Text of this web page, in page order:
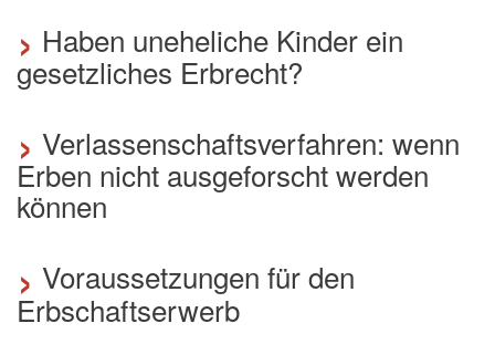
› Haben uneheliche Kinder ein
gesetzliches Erbrecht?
› Verlassenschaftsverfahren: wenn
Erben nicht ausgeforscht werden
können
› Voraussetzungen für den
Erbschaftserwerb